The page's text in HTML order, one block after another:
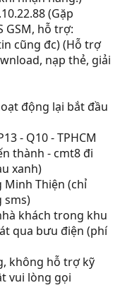
(Gặp
GSM, hỗ trợ:
cũng đc) (Hỗ trợ
nạp thẻ, giải
động lại bắt đầu
- Q10 - TPHCM
thành - cmt8 đi
xanh)
Minh Thiện (chỉ
sms)
khách trong khu
qua bưu điện (phí
không hỗ trợ kỹ
vui lòng gọi